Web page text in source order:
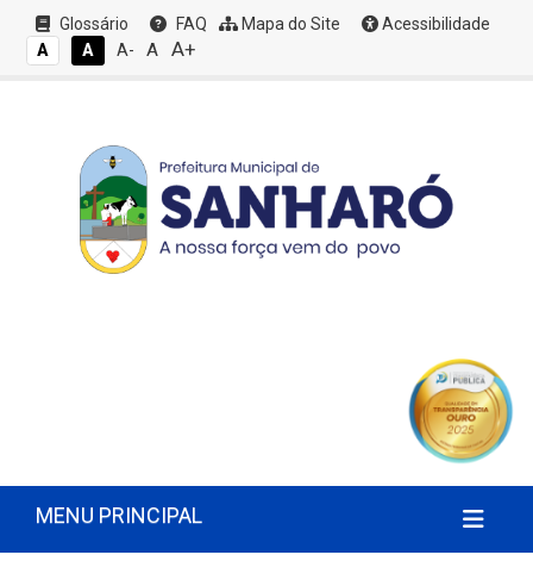
Glossário FAQ Mapa do Site
Acessibilidade
A
A A- A A+
MENU PRINCIPAL